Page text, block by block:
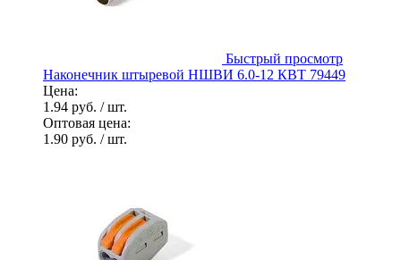
Быстрый просмотр
Наконечник штыревой НШВИ 6.0-12 КВТ 79449
Цена:
1.94 руб. / шт.
Оптовая цена:
1.90 руб. / шт.